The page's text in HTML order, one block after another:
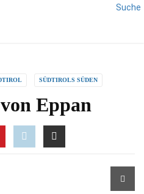
Suche
SÜDTIROLS SÜDEN
Eppan